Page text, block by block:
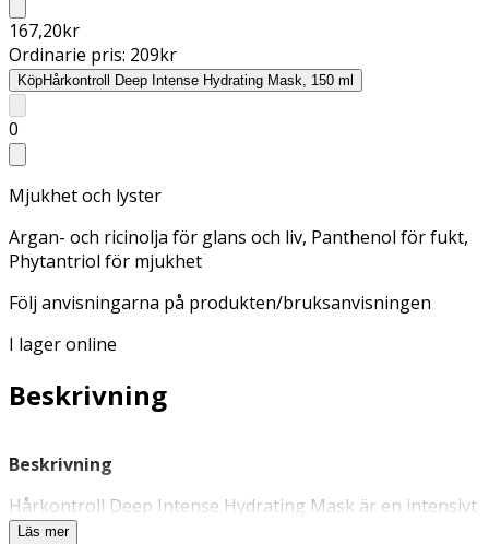
167,20kr
Ordinarie pris: 209kr
KöpHårkontroll Deep Intense Hydrating Mask, 150 ml
0
Mjukhet och lyster
Argan- och ricinolja för glans och liv, Panthenol för fukt,
Phytantriol för mjukhet
Följ anvisningarna på produkten/bruksanvisningen
I lager online
Beskrivning
Beskrivning
Hårkontroll Deep Intense Hydrating Mask är en intensivt
fuktgivande
Läs mer